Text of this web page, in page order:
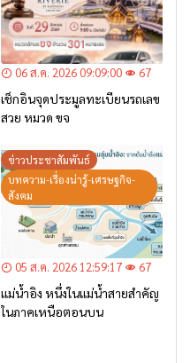
06 ส.ค. 2026 09:09:00 67
เช็กอินจุดประมูลทะเบียนรถเลข
สวย หมวด ขจ
ข่าวประชาสัมพันธ์
บทความ-เรื่องน่ารู้-เศรษฐกิจ-
สังคม
05 ส.ค. 2026 12:59:17 67
แม่น้ำอิง หนึ่งในแม่น้ำสายสำคัญ
ในภาคเหนือตอนบน